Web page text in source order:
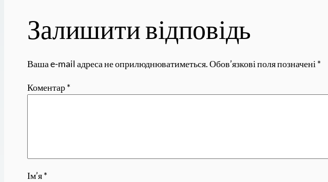
Залишити відповідь
Ваша e-mail адреса не оприлюднюватиметься. Обов’язкові поля позначені *
Коментар*
Ім’я*